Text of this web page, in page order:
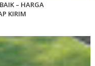
– HARGA
KIRIM